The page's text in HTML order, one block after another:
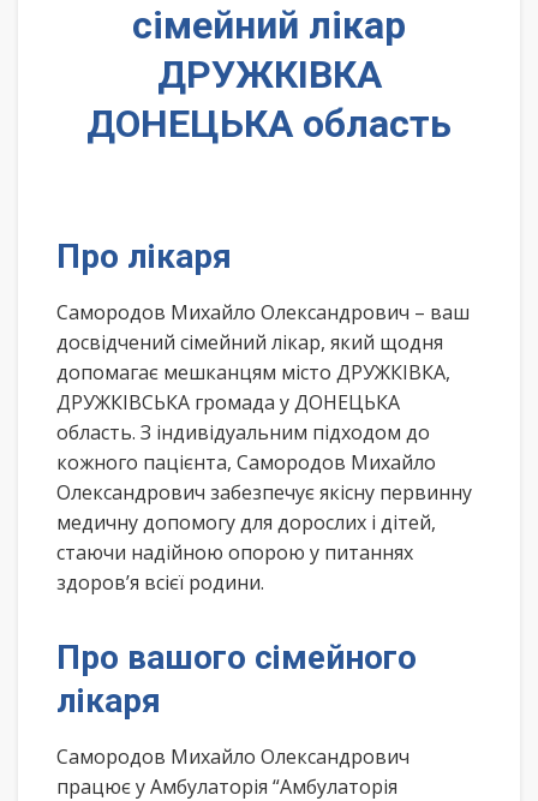
сімейний лікар
ДРУЖКІВКА
ДОНЕЦЬКА область
Про лікаря
Самородов Михайло Олександрович – ваш
досвідчений сімейний лікар, який щодня
допомагає мешканцям місто ДРУЖКІВКА,
ДРУЖКІВСЬКА громада у ДОНЕЦЬКА
область. З індивідуальним підходом до
кожного пацієнта, Самородов Михайло
Олександрович забезпечує якісну первинну
медичну допомогу для дорослих і дітей,
стаючи надійною опорою у питаннях
здоров’я всієї родини.
Про вашого сімейного
лікаря
Самородов Михайло Олександрович
працює у Амбулаторія “Амбулаторія